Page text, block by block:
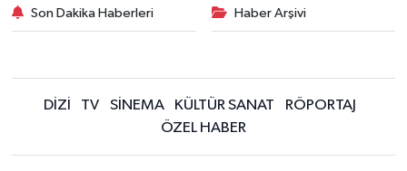
Son Dakika Haberleri Haber Arşivi
DİZİ TV SİNEMA KÜLTÜR SANAT
RÖPORTAJ
ÖZEL HABER